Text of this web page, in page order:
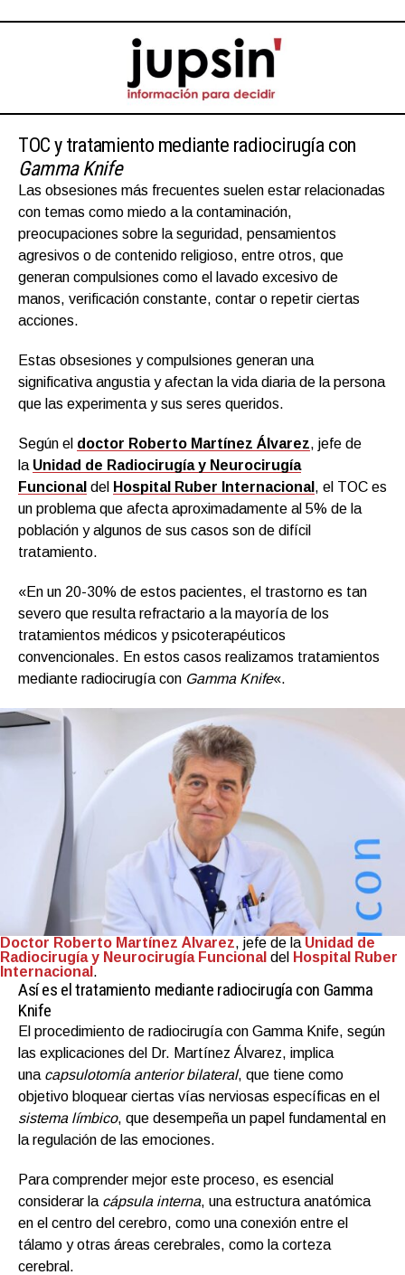
TOC y tratamiento mediante radiocirugía con
Gamma Knife
Las obsesiones más frecuentes suelen estar relacionadas
con temas como miedo a la contaminación,
preocupaciones sobre la seguridad, pensamientos
agresivos o de contenido religioso, entre otros, que
generan compulsiones como el lavado excesivo de
manos, verificación constante, contar o repetir ciertas
acciones.
Estas obsesiones y compulsiones generan una
significativa angustia y afectan la vida diaria de la persona
que las experimenta y sus seres queridos.
Según el doctor Roberto Martínez Álvarez, jefe de
la Unidad de Radiocirugía y Neurocirugía
Funcional del Hospital Ruber Internacional , el TOC es
un problema que afecta aproximadamente al 5% de la
población y algunos de sus casos son de difícil
tratamiento.
«En un 20-30% de estos pacientes, el trastorno es tan
severo que resulta refractario a la mayoría de los
tratamientos médicos y psicoterapéuticos
convencionales. En estos casos realizamos tratamientos
mediante radiocirugía con Gamma Knife«.
Doctor Roberto Martínez Álvarez, jefe de la Unidad de
Radiocirugía y Neurocirugía Funcional del Hospital Ruber
Internacional .
Así es el tratamiento mediante radiocirugía con Gamma
Knife
El procedimiento de radiocirugía con Gamma Knife, según
las explicaciones del Dr. Martínez Álvarez, implica
una capsulotomía anterior bilateral, que tiene como
objetivo bloquear ciertas vías nerviosas específicas en el
sistema límbico, que desempeña un papel fundamental en
la regulación de las emociones.
Para comprender mejor este proceso, es esencial
considerar la cápsula interna, una estructura anatómica
en el centro del cerebro, como una conexión entre el
tálamo y otras áreas cerebrales, como la corteza
cerebral.